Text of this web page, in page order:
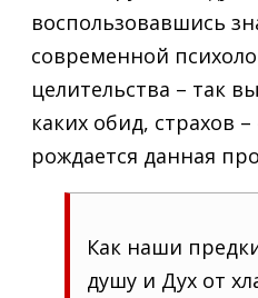
воспользовавшись
современной
целительства – так
каких обид, страхов
рождается данная
Как наши
душу и Дух от